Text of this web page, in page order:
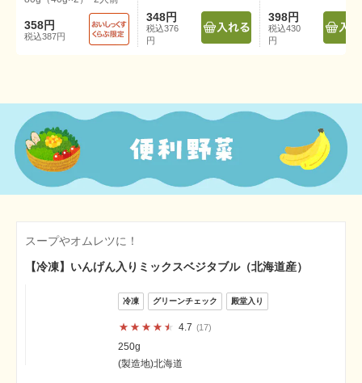
358円
税込387円
348円
税込376
円
398円
税込430
円
スープやオムレツに！
【冷凍】いんげん入りミックスベジタブル（北海道産）
4.7 17
250g
(製造地)北海道